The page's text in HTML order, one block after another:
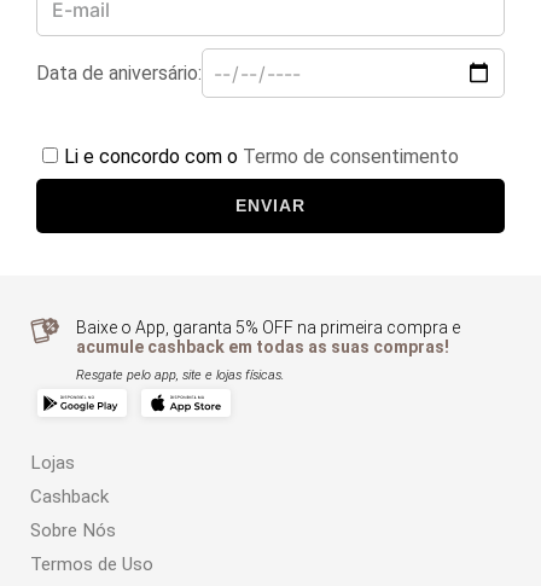
Data de aniversário:
Li e concordo com o Termo de consentimento
ENVIAR
Baixe o App, garanta 5% OFF na primeira compra e
acumule cashback em todas as suas compras!
Resgate pelo app, site e lojas físicas.
Lojas
Cashback
Sobre Nós
Termos de Uso